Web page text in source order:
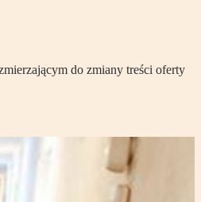
do zmiany treści oferty